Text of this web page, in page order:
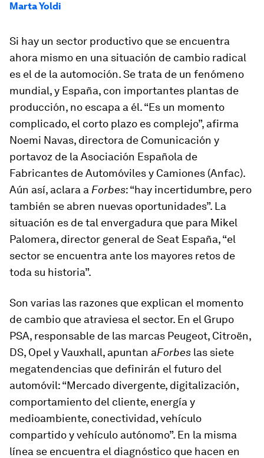
Marta Yoldi
Si hay un sector productivo que se encuentra
ahora mismo en una situación de cambio radical
es el de la automoción. Se trata de un fenómeno
mundial, y España, con importantes plantas de
producción, no escapa a él. “Es un momento
complicado, el corto plazo es complejo”, afirma
Noemi Navas, directora de Comunicación y
portavoz de la Asociación Española de
Fabricantes de Automóviles y Camiones (Anfac).
Aún así, aclara a Forbes: “hay incertidumbre, pero
también se abren nuevas oportunidades”. La
situación es de tal envergadura que para Mikel
Palomera, director general de Seat España, “el
sector se encuentra ante los mayores retos de
toda su historia”.
Son varias las razones que explican el momento
de cambio que atraviesa el sector. En el Grupo
PSA, responsable de las marcas Peugeot, Citroën,
DS, Opel y Vauxhall, apuntan aForbes las siete
megatendencias que definirán el futuro del
automóvil: “Mercado divergente, digitalización,
comportamiento del cliente, energía y
medioambiente, conectividad, vehículo
compartido y vehículo autónomo”. En la misma
línea se encuentra el diagnóstico que hacen en